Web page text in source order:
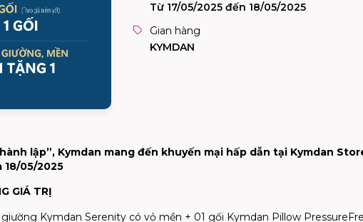
Từ 17/05/2025 đến 18/05/2025
Gian hàng
KYMDAN
lập”, Kymdan mang đến khuyến mại hấp dẫn tại Kymdan
18/05/2025
GIÁ TRỊ
Kymdan Serenity có vỏ mền + 01 gối Kymdan Pillow